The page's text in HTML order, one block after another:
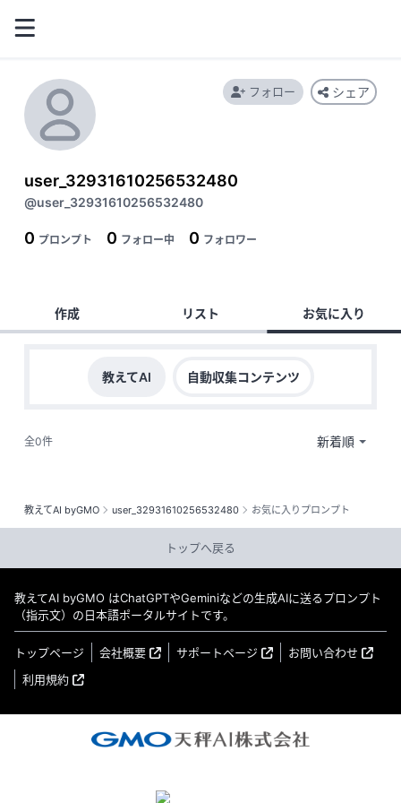
教えてAI byGMO user_32931610256532480 お気に入りプロンプト
user_32931610256532480
@user_32931610256532480
0 プロンプト 0 フォロー中 0 フォロワー
フォロー シェア
作成 リスト お気に入り
教えてAI 自動収集コンテンツ
全0件
トップへ戻る
教えてAI byGMO はChatGPTやGeminiなどの生成AIに送るプロンプト
（指示文）の日本語ポータルサイトです。
トップページ 会社概要 サポートページ
お問い合わせ
利用規約